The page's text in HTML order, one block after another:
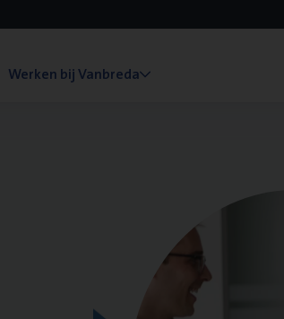
Werken bij Vanbreda